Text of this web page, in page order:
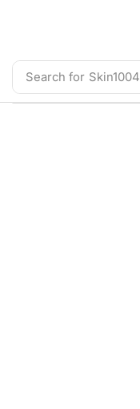
Search for Skin1004